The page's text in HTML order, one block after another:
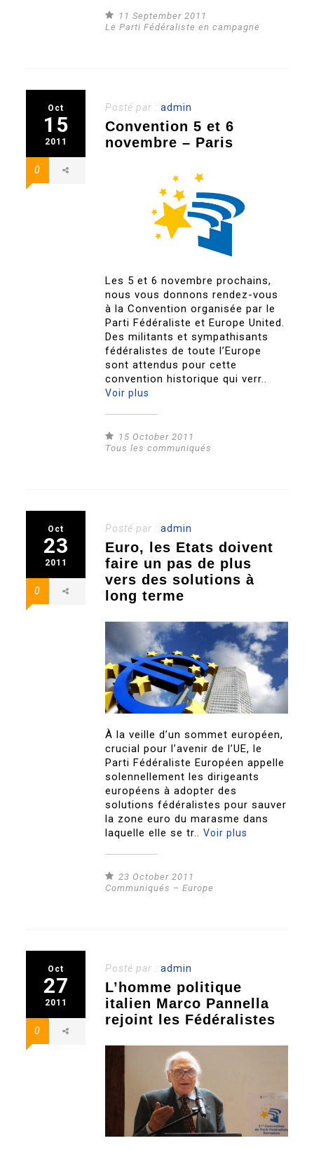
11 September 2011
Le Parti Fédéraliste en campagne
Oct
15
2011
0
Posté par :admin
Convention 5 et 6
novembre – Paris
Les 5 et 6 novembre prochains,
nous vous donnons rendez-vous
à la Convention organisée par le
Parti Fédéraliste et Europe United.
Des militants et sympathisants
fédéralistes de toute l’Europe
sont attendus pour cette
convention historique qui verr..
Voir plus
15 October 2011
Tous les communiqués
Oct
23
2011
0
Posté par :admin
Euro, les Etats doivent
faire un pas de plus
vers des solutions à
long terme
À la veille d’un sommet européen,
crucial pour l’avenir de l’UE, le
Parti Fédéraliste Européen appelle
solennellement les dirigeants
européens à adopter des
solutions fédéralistes pour sauver
la zone euro du marasme dans
laquelle elle se tr..Voir plus
23 October 2011
Communiqués – Europe
Oct
27
2011
0
Posté par :admin
L’homme politique
italien Marco Pannella
rejoint les Fédéralistes